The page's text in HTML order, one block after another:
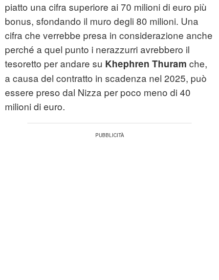
piatto una cifra superiore ai 70 milioni di euro più
bonus, sfondando il muro degli 80 milioni. Una
cifra che verrebbe presa in considerazione anche
perché a quel punto i nerazzurri avrebbero il
tesoretto per andare su Khephren Thuram che,
a causa del contratto in scadenza nel 2025, può
essere preso dal Nizza per poco meno di 40
milioni di euro.